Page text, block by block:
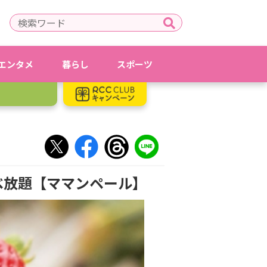
ンタメ 暮らし スポーツ
題【ママンペール】